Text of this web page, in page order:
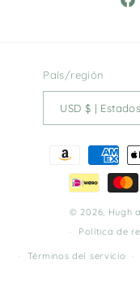
País/región
USD $ |
Formas
© 2026, Hugh
Política de
Términos del servicio